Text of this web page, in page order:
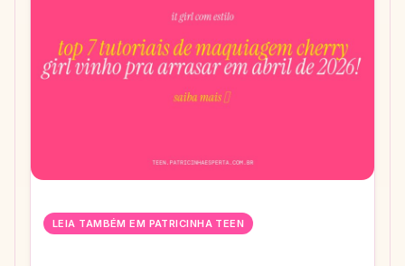
LEIA TAMBÉM EM PATRICINHA TEEN